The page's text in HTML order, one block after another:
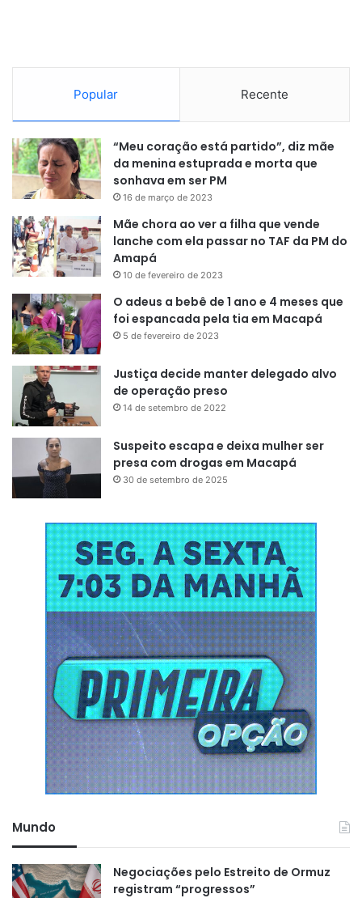
Popular Recente
“Meu coração está partido”, diz mãe
da menina estuprada e morta que
sonhava em ser PM
16 de março de 2023
Mãe chora ao ver a filha que vende
lanche com ela passar no TAF da PM do
Amapá
10 de fevereiro de 2023
O adeus a bebê de 1 ano e 4 meses que
foi espancada pela tia em Macapá
5 de fevereiro de 2023
Justiça decide manter delegado alvo
de operação preso
14 de setembro de 2022
Suspeito escapa e deixa mulher ser
presa com drogas em Macapá
30 de setembro de 2025
Mundo
Negociações pelo Estreito de Ormuz
registram “progressos”